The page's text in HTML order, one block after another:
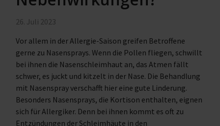
26. Juli 2023
Vor allem in der Allergie-Saison greifen Betroffene
gerne zu Nasensprays. Wenn die Pollen fliegen, schwillt
bei ihnen die Nasenschleimhaut an, das Atmen fällt
schwer, es juckt und kitzelt in der Nase. Die Behandlung
mit Nasenspray verschafft hier eine gute Linderung.
Besonders Nasensprays, die Kortison enthalten, eignen
sich für Allergiker. Denn bei ihnen kommt es oft zu
Entzündungen der Schleimhäute in den